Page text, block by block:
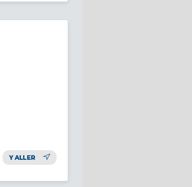
Y ALLER